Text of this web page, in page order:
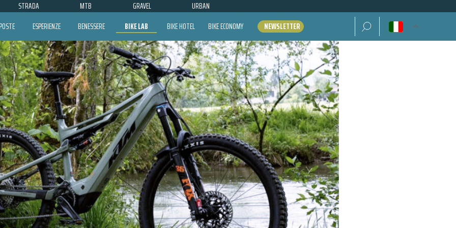
STRADA MTB GRAVEL URBAN
ESPERIENZE BENESSERE BIKE LAB BIKE HOTEL BIKE ECONOMY NEWSLETTER Ricerca per: